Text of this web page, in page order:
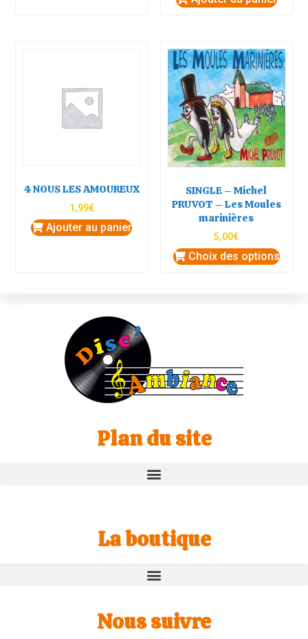
4 NOUS LES AMOUREUX
1,99€
Ajouter au panier
SINGLE – Michel
PRUVOT – Les Moules
marinières
5,00€
Choix des options
Plan du site
La boutique
Nous suivre